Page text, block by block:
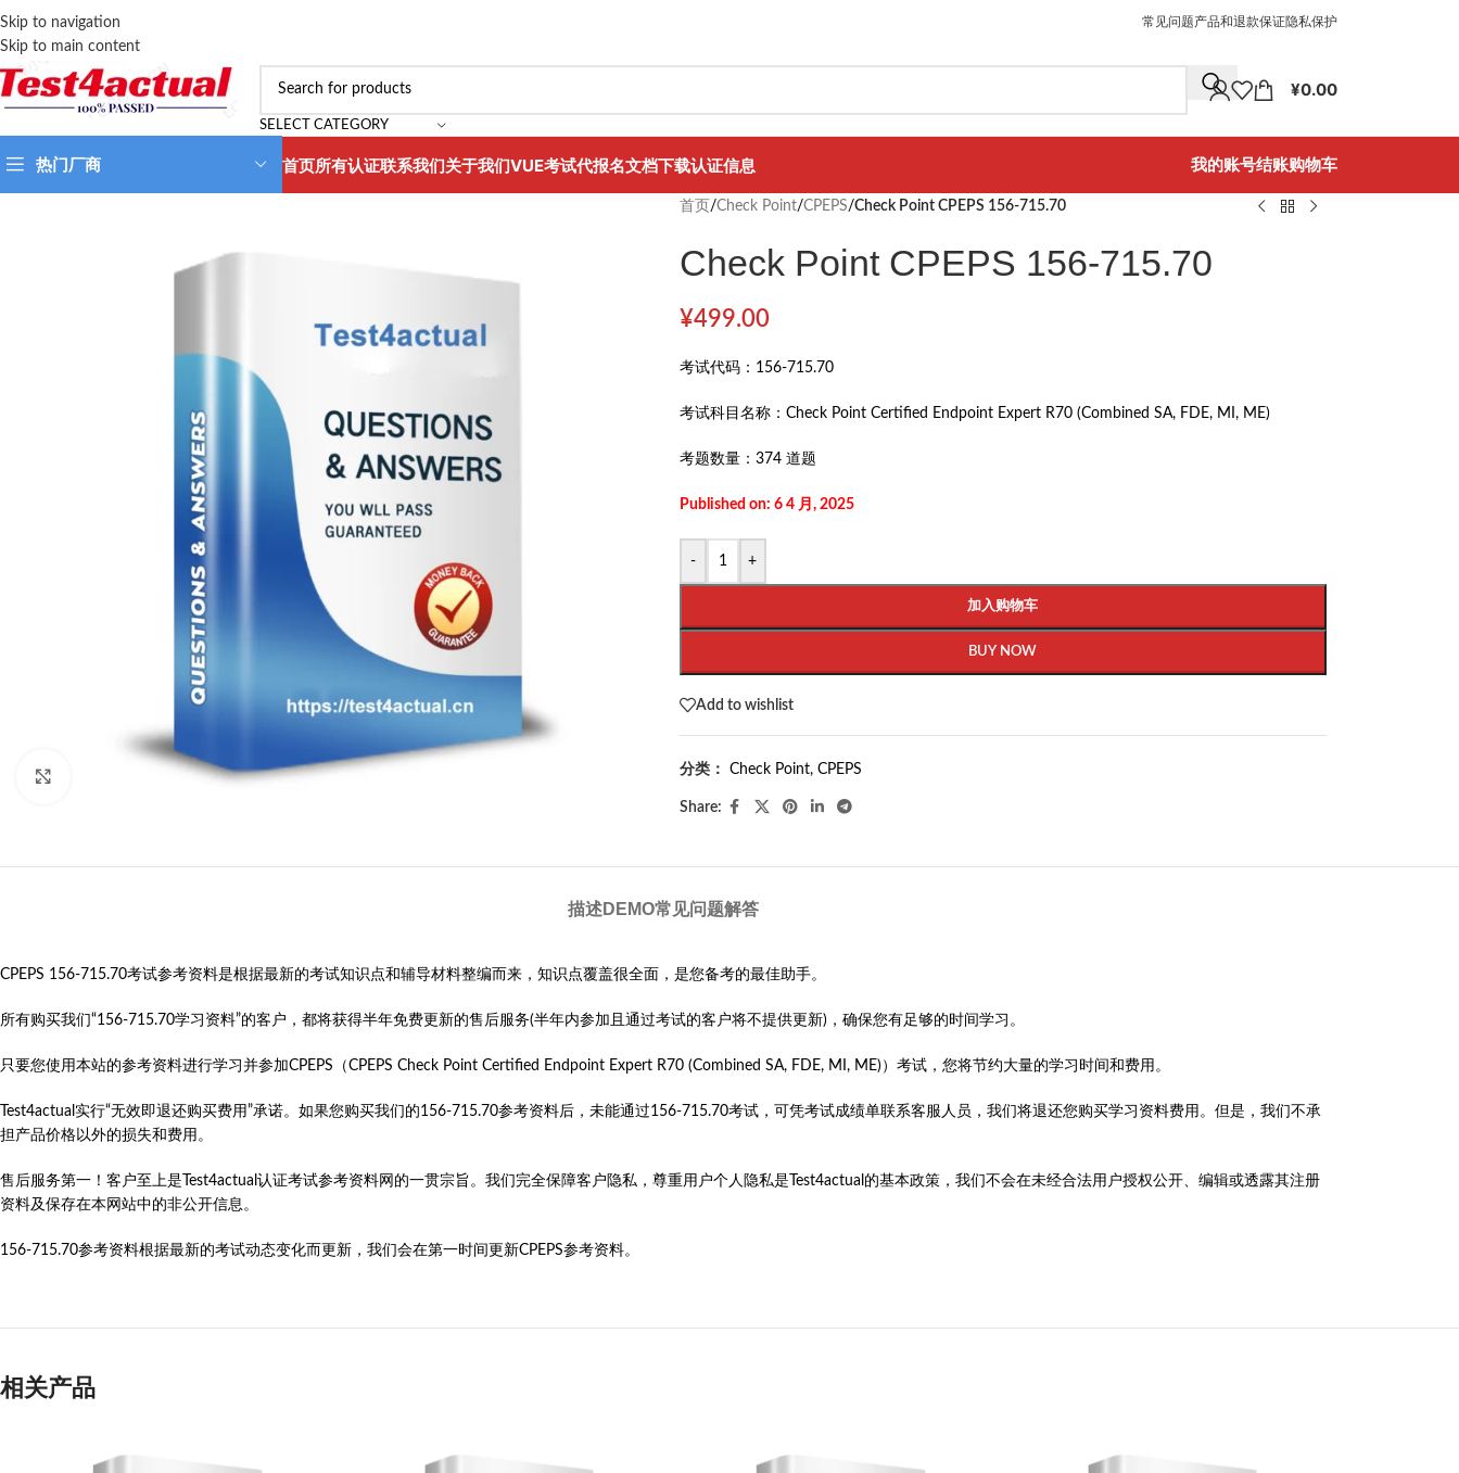
Skip to navigation
Skip to main content
常见问题产品和退款保证隐私保护
SELECT CATEGORY
¥0.00
热门厂商 首页所有认证联系我们关于我们VUE考试代报名文档下载认证信息 我的账号结账购物车
首页 /Check Point/CPEPS/Check Point CPEPS 156-715.70
Check Point CPEPS 156-715.70
¥499.00
考试代码： 156-715.70
考试科目名称： Check Point Certified Endpoint Expert R70 (Combined SA, FDE, MI, ME)
考题数量： 374 道题
Published on: 6 4 月, 2025
- +
加入购物车
BUY NOW
Add to wishlist
分类： Check Point, CPEPS
Share:
描述DEMO常见问题解答
CPEPS 156-715.70考试参考资料是根据最新的考试知识点和辅导材料整编而来，知识点覆盖很全面，是您备考的最佳助手。
所有购买我们“156-715.70学习资料”的客户，都将获得半年免费更新的售后服务(半年内参加且通过考试的客户将不提供更新)，确保您有足够的时间学习。
只要您使用本站的参考资料进行学习并参加CPEPS（CPEPS Check Point Certified Endpoint Expert R70 (Combined SA, FDE, MI, ME)）考试，您将节约大量的学习时间和费用。
Test4actual实行“无效即退还购买费用”承诺。如果您购买我们的156-715.70参考资料后，未能通过156-715.70考试，可凭考试成绩单联系客服人员，我们将退还您购买学习资料费用。但是，我们不承
担产品价格以外的损失和费用。
售后服务第一！客户至上是Test4actual认证考试参考资料网的一贯宗旨。我们完全保障客户隐私，尊重用户个人隐私是Test4actual的基本政策，我们不会在未经合法用户授权公开、编辑或透露其注册
资料及保存在本网站中的非公开信息。
156-715.70参考资料根据最新的考试动态变化而更新，我们会在第一时间更新CPEPS参考资料。
相关产品